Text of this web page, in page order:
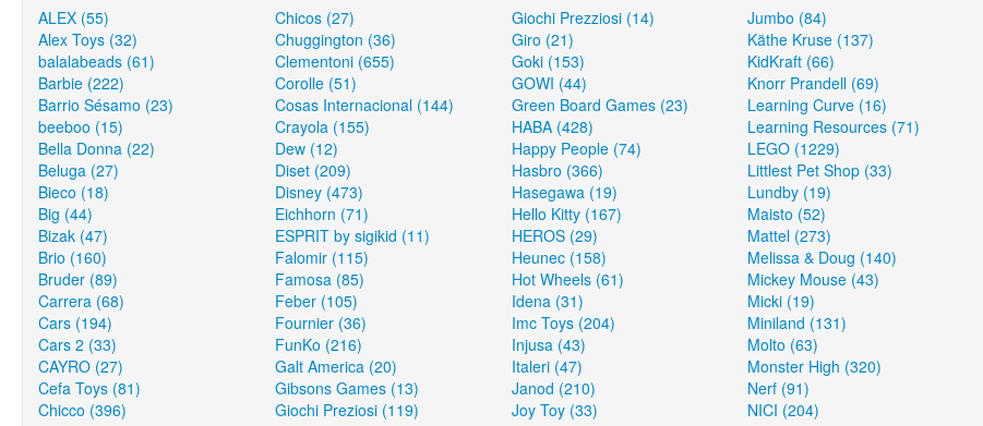
ALEX (55)
Alex Toys (32)
balalabeads (61)
Barbie (222)
Barrio Sésamo (23)
beeboo (15)
Bella Donna (22)
Beluga (27)
Bieco (18)
Big (44)
Bizak (47)
Brio (160)
Bruder (89)
Carrera (68)
Cars (194)
Cars 2 (33)
CAYRO (27)
Cefa Toys (81)
Chicco (396)
Chicos (27)
Chuggington (36)
Clementoni (655)
Corolle (51)
Cosas Internacional (144)
Crayola (155)
Dew (12)
Diset (209)
Disney (473)
Eichhorn (71)
ESPRIT by sigikid (11)
Falomir (115)
Famosa (85)
Feber (105)
Fournier (36)
FunKo (216)
Galt America (20)
Gibsons Games (13)
Giochi Preziosi (119)
Giochi Prezziosi (14)
Giro (21)
Goki (153)
GOWI (44)
Green Board Games (23)
HABA (428)
Happy People (74)
Hasbro (366)
Hasegawa (19)
Hello Kitty (167)
HEROS (29)
Heunec (158)
Hot Wheels (61)
Idena (31)
Imc Toys (204)
Injusa (43)
Italeri (47)
Janod (210)
Joy Toy (33)
Jumbo (84)
Käthe Kruse (137)
KidKraft (66)
Knorr Prandell (69)
Learning Curve (16)
Learning Resources (71)
LEGO (1229)
Littlest Pet Shop (33)
Lundby (19)
Maisto (52)
Mattel (273)
Melissa & Doug (140)
Mickey Mouse (43)
Micki (19)
Miniland (131)
Molto (63)
Monster High (320)
Nerf (91)
NICI (204)